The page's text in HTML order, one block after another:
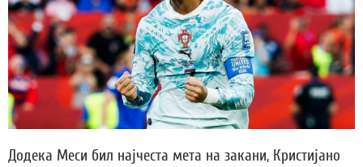
Додека Меси бил најчеста мета на закани, Кристијано